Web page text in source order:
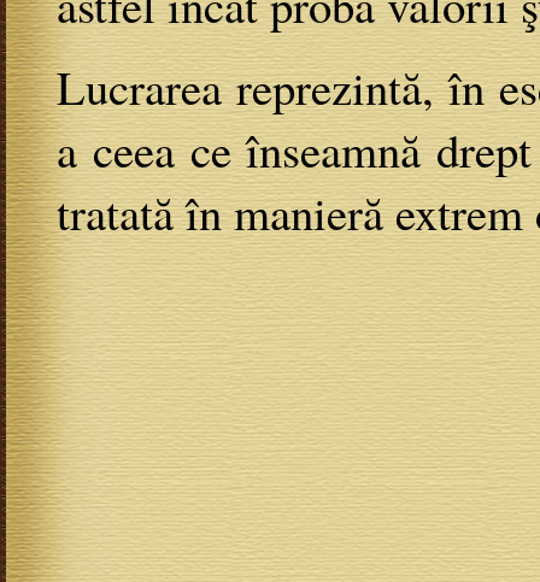
Lucrarea reprezintă, în
a ceea ce înseamnă
tratată în manieră extrem